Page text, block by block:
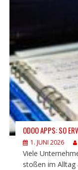
ODOO APPS: SO
1. JUNI 2026
Viele
stoßen im Alltag